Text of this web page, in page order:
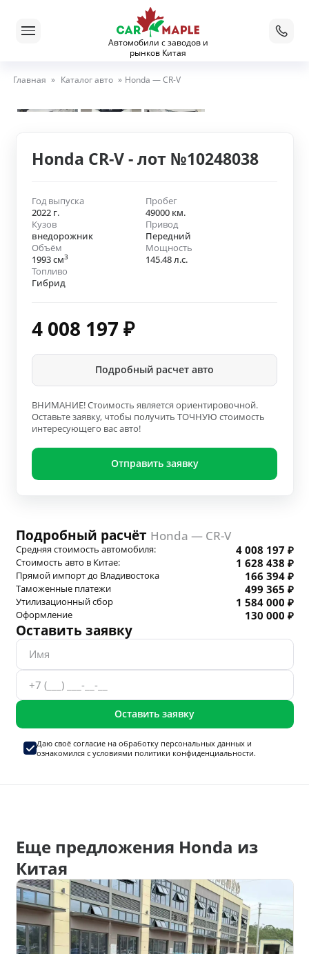
Автомобили с заводов и
рынков Китая
Главная » Каталог авто » Honda — CR-V
Honda CR-V - лот №10248038
Год выпуска
2022 г.
Пробег
49000 км.
Кузов
внедорожник
Привод
Передний
Объём
1993 см3
Мощность
145.48 л.с.
Топливо
Гибрид
4 008 197 ₽
Подробный расчет авто
ВНИМАНИЕ! Стоимость является ориентировочной.
Оставьте заявку, чтобы получить ТОЧНУЮ стоимость
интересующего вас авто!
Отправить заявку
Подробный расчёт Honda — CR-V
Средняя стоимость автомобиля: 4 008 197 ₽
Стоимость авто в Китае: 1 628 438 ₽
Прямой импорт до Владивостока 166 394 ₽
Таможенные платежи 499 365 ₽
Утилизационный сбор 1 584 000 ₽
Оформление 130 000 ₽
Оставить заявку
Оставить заявку
Даю своё согласие на обработку персональных данныхи
ознакомился с условиями политики конфиденциальности.
Еще предложения Honda из
Китая